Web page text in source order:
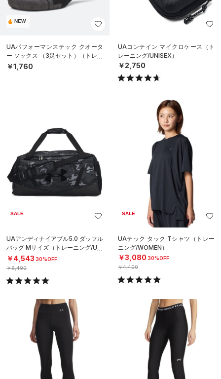
NEW
UAパフォーマンステック クオータ
ー ソックス （3足セット）（トレー
ニング/UNISEX）
￥1,760
UAコンテイン マイクロケース（ト
レーニング/UNISEX）
￥2,750
SALE
UAアンディナイアブル5.0 ダッフル
バッグ Mサイズ（トレーニング/UNI
SEX）
￥4,543 30%OFF
￥6,490
SALE
UAテック タック Tシャツ（トレー
ニング/WOMEN）
￥3,080 30%OFF
￥4,400